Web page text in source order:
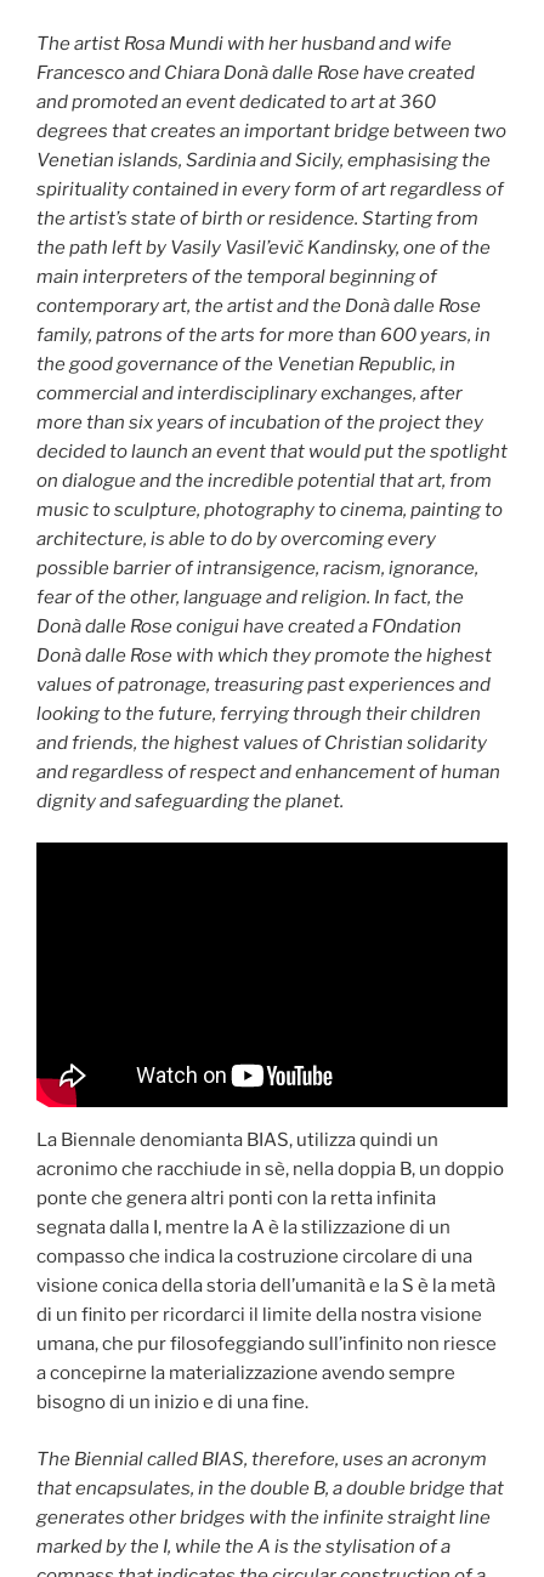
The artist Rosa Mundi with her husband and wife
Francesco and Chiara Donà dalle Rose have created
and promoted an event dedicated to art at 360
degrees that creates an important bridge between two
Venetian islands, Sardinia and Sicily, emphasising the
spirituality contained in every form of art regardless of
the artist’s state of birth or residence. Starting from
the path left by Vasily Vasil’evič Kandinsky, one of the
main interpreters of the temporal beginning of
contemporary art, the artist and the Donà dalle Rose
family, patrons of the arts for more than 600 years, in
the good governance of the Venetian Republic, in
commercial and interdisciplinary exchanges, after
more than six years of incubation of the project they
decided to launch an event that would put the spotlight
on dialogue and the incredible potential that art, from
music to sculpture, photography to cinema, painting to
architecture, is able to do by overcoming every
possible barrier of intransigence, racism, ignorance,
fear of the other, language and religion. In fact, the
Donà dalle Rose conigui have created a FOndation
Donà dalle Rose with which they promote the highest
values of patronage, treasuring past experiences and
looking to the future, ferrying through their children
and friends, the highest values of Christian solidarity
and regardless of respect and enhancement of human
dignity and safeguarding the planet.
La Biennale denomianta BIAS, utilizza quindi un
acronimo che racchiude in sè, nella doppia B, un doppio
ponte che genera altri ponti con la retta infinita
segnata dalla I, mentre la A è la stilizzazione di un
compasso che indica la costruzione circolare di una
visione conica della storia dell’umanità e la S è la metà
di un finito per ricordarci il limite della nostra visione
umana, che pur filosofeggiando sull’infinito non riesce
a concepirne la materializzazione avendo sempre
bisogno di un inizio e di una fine.
The Biennial called BIAS, therefore, uses an acronym
that encapsulates, in the double B, a double bridge that
generates other bridges with the infinite straight line
marked by the I, while the A is the stylisation of a